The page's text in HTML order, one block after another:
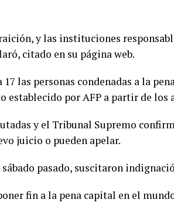
y las instituciones
citado en su página web.
17 las personas condenadas a la
establecido por AFP a partir de los
y el Tribunal Supremo
juicio o pueden apelar.
pasado, suscitaron
fin a la pena capital en el